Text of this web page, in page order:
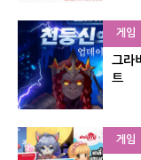
게임
그라
트
게임